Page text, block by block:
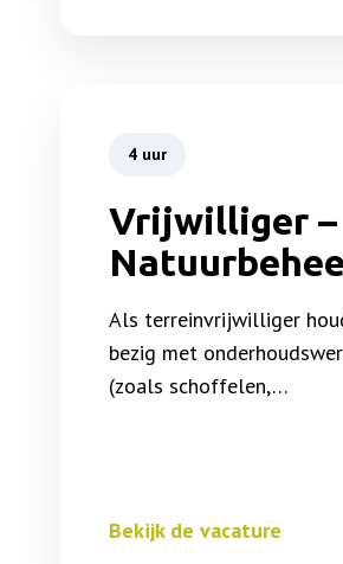
4 uur
Vrijwilliger –
Als terreinvrijwilliger
bezig met
(zoals schoffelen,…
Bekijk de vacature